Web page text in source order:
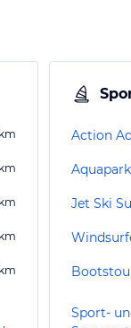
km
km
km
km
km
Action
Jet Ski
Sport-